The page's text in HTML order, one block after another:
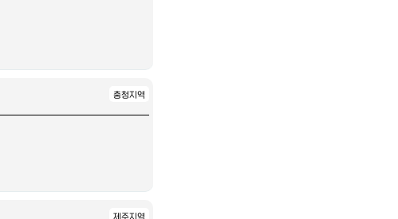
충청지역
제주지역